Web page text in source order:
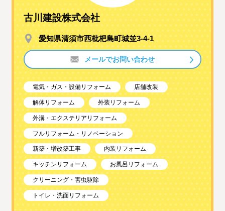
古川建設株式会社
愛知県清須市西枇杷島町城並3-4-1
メールでお問い合わせ
電気・ガス・設備リフォーム 店舗改装
解体リフォーム 外装リフォーム
外溝・エクステリアリフォーム
フルリフォーム・リノベーション
新築・増改築工事 内装リフォーム
キッチンリフォーム お風呂リフォーム
クリーニング・害虫駆除
トイレ・洗面リフォーム